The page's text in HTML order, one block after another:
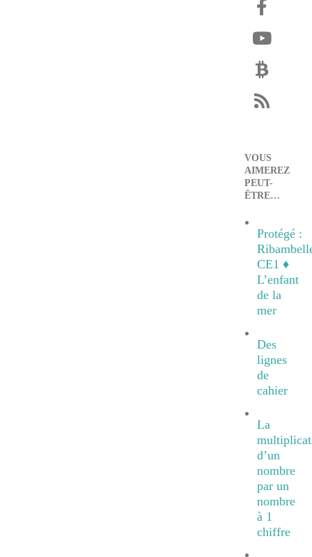
VOUS
AIMEREZ
PEUT-
ÊTRE…
Protégé :
CE1 ♦
L’enfant
de la
mer
Des
lignes
de
cahier
La
d’un
nombre
par un
nombre
à 1
chiffre